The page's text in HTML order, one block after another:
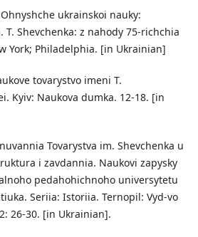
ukrainskoi nauky:
T. Shevchenka: z nahody 75-richchia
York; Philadelphia. [in Ukrainian]
tovarystvo imeni T.
Kyiv: Naukova dumka. 12-18. [in
Tovarystva im. Shevchenka u
i zavdannia. Naukovi zapysky
pedahohichnoho universytetu
Seriia: Istoriia. Ternopil: Vyd-vo
26-30. [in Ukrainian].